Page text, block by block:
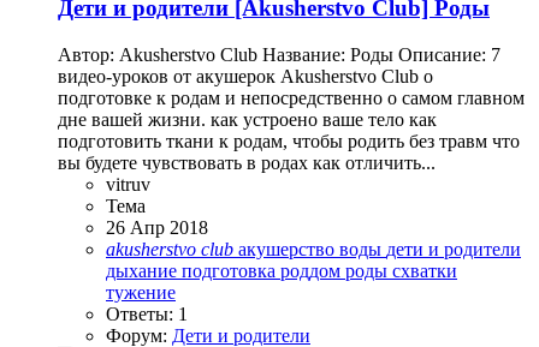
Дети и родители [Akusherstvo Club] Роды
Автор: Akusherstvo Club Название: Роды Описание: 7
видео-уроков от акушерок Akusherstvo Club о
подготовке к родам и непосредственно о самом главном
дне вашей жизни. как устроено ваше тело как
подготовить ткани к родам, чтобы родить без травм что
вы будете чувствовать в родах как отличить...
vitruv
Тема
26 Апр 2018
akusherstvo club акушерство воды дети и родители
дыхание подготовка роддом роды схватки
тужение
Ответы: 1
Форум: Дети и родители